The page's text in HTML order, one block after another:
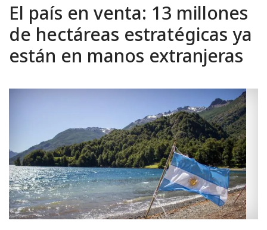
El país en venta: 13 millones
de hectáreas estratégicas ya
están en manos extranjeras